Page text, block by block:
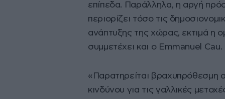
επίπεδα. Παράλληλα, η αργή
περιορίζει τόσο τις
ανάπτυξης της χώρας, εκτιμά η
συμμετέχει και ο Emmanuel Cau.
«Παρατηρείται βραχυπρόθεσμη
κινδύνου για τις γαλλικές